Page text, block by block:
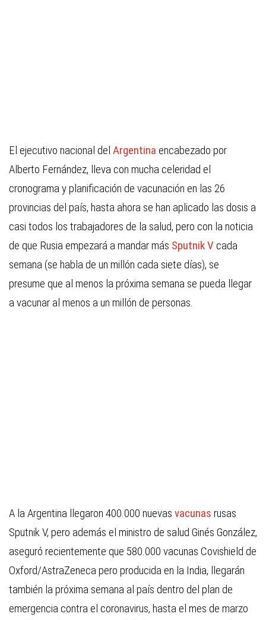
El ejecutivo nacional del Argentina encabezado por
Alberto Fernández, lleva con mucha celeridad el
cronograma y planificación de vacunación en las 26
provincias del país, hasta ahora se han aplicado las dosis a
casi todos los trabajadores de la salud, pero con la noticia
de que Rusia empezará a mandar más Sputnik V cada
semana (se habla de un millón cada siete días), se
presume que al menos la próxima semana se pueda llegar
a vacunar al menos a un millón de personas.
A la Argentina llegaron 400.000 nuevas vacunas rusas
Sputnik V, pero además el ministro de salud Ginés González,
aseguró recientemente que 580.000 vacunas Covishield de
Oxford/AstraZeneca pero producida en la India, llegarán
también la próxima semana al país dentro del plan de
emergencia contra el coronavirus, hasta el mes de marzo